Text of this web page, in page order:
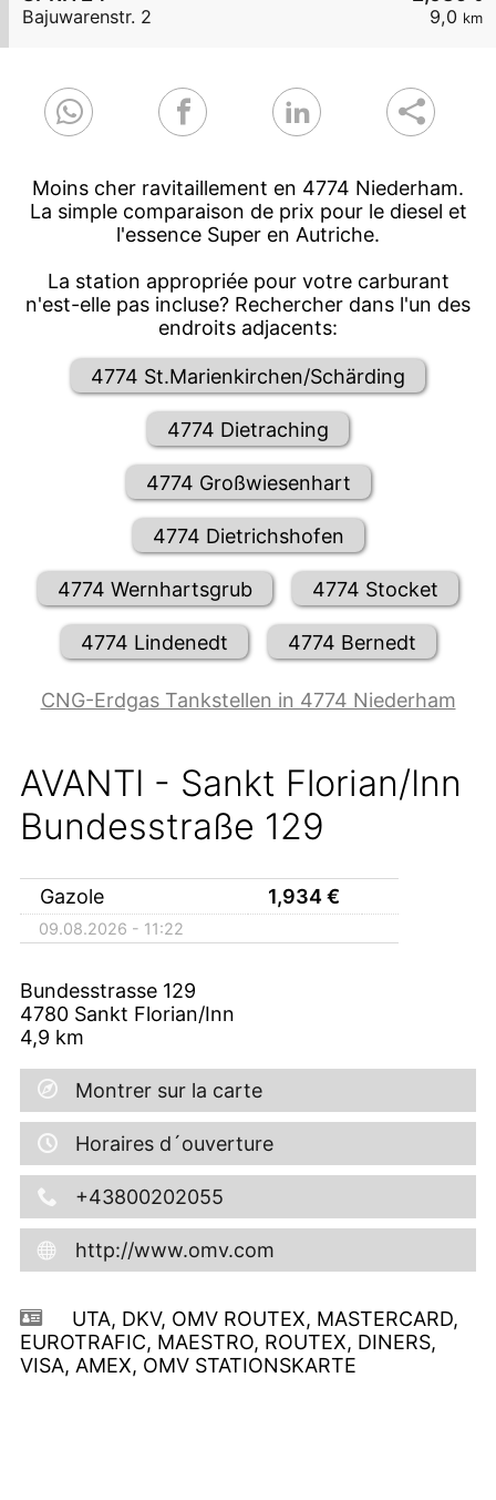
9,0 km
Bajuwarenstr. 2
Moins cher ravitaillement en 4774 Niederham.
La simple comparaison de prix pour le diesel et
l'essence Super en Autriche.
La station appropriée pour votre carburant
n'est-elle pas incluse? Rechercher dans l'un des
endroits adjacents:
4774 St.Marienkirchen/Schärding
4774 Dietraching
4774 Großwiesenhart
4774 Dietrichshofen
4774 Wernhartsgrub 4774 Stocket
4774 Lindenedt 4774 Bernedt
CNG-Erdgas Tankstellen in 4774 Niederham
AVANTI - Sankt Florian/Inn
Bundesstraße 129
Gazole 1,934€
09.08.2026 - 11:22
Bundesstrasse 129
4780 Sankt Florian/Inn
4,9 km
Montrer sur la carte
Horaires d´ouverture
+43800202055
http://www.omv.com
UTA, DKV, OMV ROUTEX, MASTERCARD,
EUROTRAFIC, MAESTRO, ROUTEX, DINERS,
VISA, AMEX, OMV STATIONSKARTE